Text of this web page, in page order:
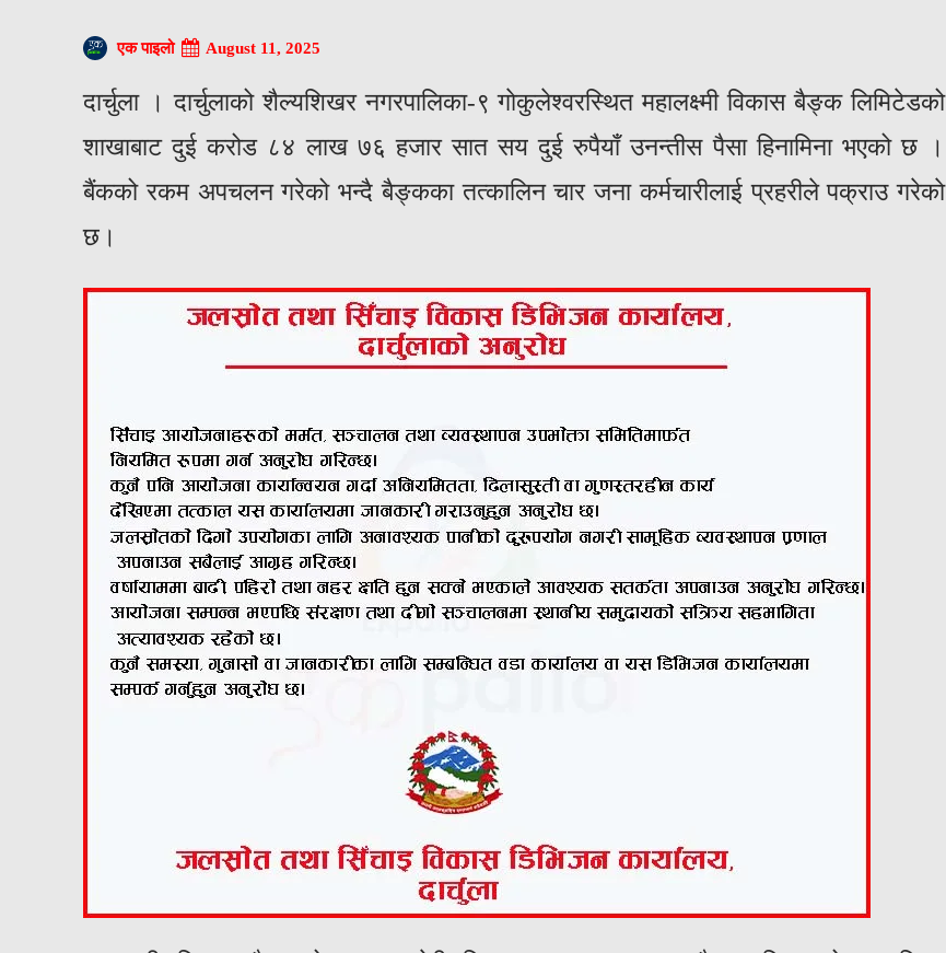
एक पाइलो August 11, 2025
दार्चुला । दार्चुलाको शैल्यशिखर नगरपालिका-९ गाेकुलेश्वरस्थित महालक्ष्मी विकास बैङ्क लिमिटेडको
शाखाबाट दुई करोड ८४ लाख ७६ हजार सात सय दुई रुपैयाँ उनन्तीस पैसा हिनामिना भएको छ ।
बैंकको रकम अपचलन गरेको भन्दै बैङ्कका तत्कालिन चार जना कर्मचारीलाई प्रहरीले पक्राउ गरेकाे
छ।